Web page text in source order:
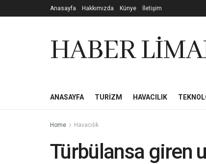
Anasayfa Hakkımızda Künye İletişim
HABER
ANASAYFA TURIZM HAVACILIK
Home Havacılık
Türbülansa giren